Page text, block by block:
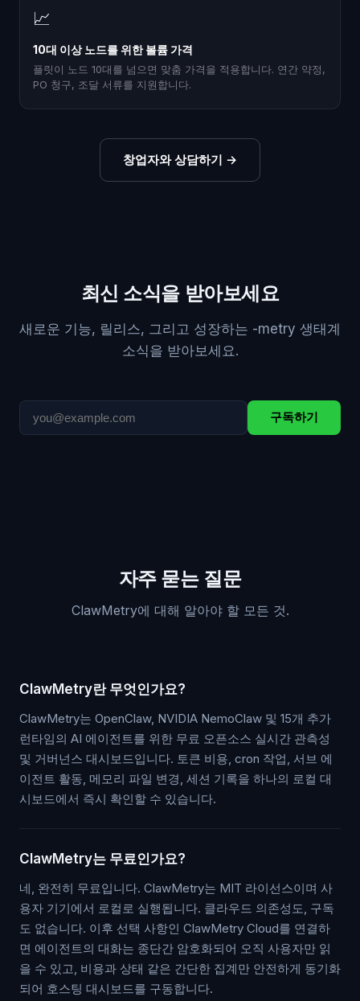
📈
10대 이상 노드를 위한 볼륨 가격
플릿이 노드 10대를 넘으면 맞춤 가격을 적용합니다. 연간 약정,
PO 청구, 조달 서류를 지원합니다.
창업자와 상담하기 →
최신 소식을 받아보세요
새로운 기능, 릴리스, 그리고 성장하는 -metry 생태계
소식을 받아보세요.
구독하기
자주 묻는 질문
ClawMetry에 대해 알아야 할 모든 것.
ClawMetry란 무엇인가요?
ClawMetry는 OpenClaw, NVIDIA NemoClaw 및 15개 추가
런타임의 AI 에이전트를 위한 무료 오픈소스 실시간 관측성
및 거버넌스 대시보드입니다. 토큰 비용, cron 작업, 서브 에
이전트 활동, 메모리 파일 변경, 세션 기록을 하나의 로컬 대
시보드에서 즉시 확인할 수 있습니다.
ClawMetry는 무료인가요?
네, 완전히 무료입니다. ClawMetry는 MIT 라이선스이며 사
용자 기기에서 로컬로 실행됩니다. 클라우드 의존성도, 구독
도 없습니다. 이후 선택 사항인 ClawMetry Cloud를 연결하
면 에이전트의 대화는 종단간 암호화되어 오직 사용자만 읽
을 수 있고, 비용과 상태 같은 간단한 집계만 안전하게 동기화
되어 호스팅 대시보드를 구동합니다.